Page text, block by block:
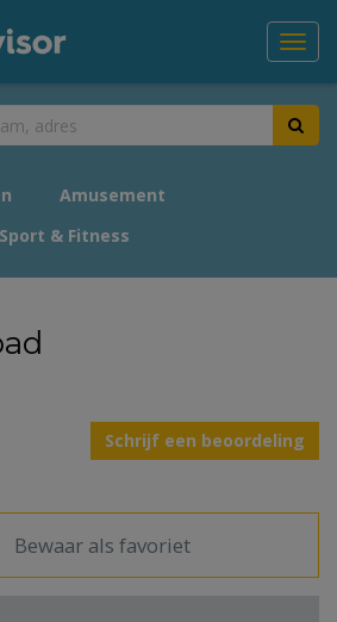
Amusement
Sport & Fitness
Schrijf een beoordeling
Bewaar als favoriet